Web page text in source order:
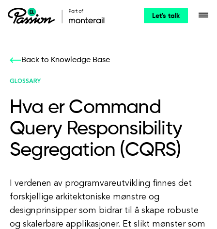
Let's talk
Back to Knowledge Base
GLOSSARY
Hva er Command
Query Responsibility
Segregation (CQRS)
I verdenen av programvareutvikling finnes det
forskjellige arkitektoniske mønstre og
designprinsipper som bidrar til å skape robuste
og skalerbare applikasjoner. Et slikt mønster som